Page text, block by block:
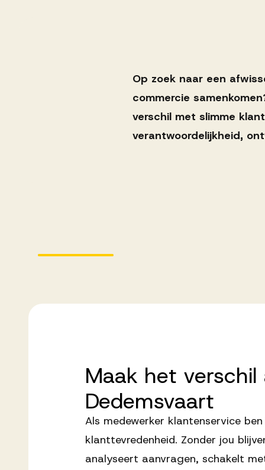
Op zoek naar een
commercie
verschil met slimme
verantwoordelijkheid,
Maak het verschil
Dedemsvaart
Als medewerker klantenservice
klanttevredenheid. Zonder jou
analyseert aanvragen, schakelt